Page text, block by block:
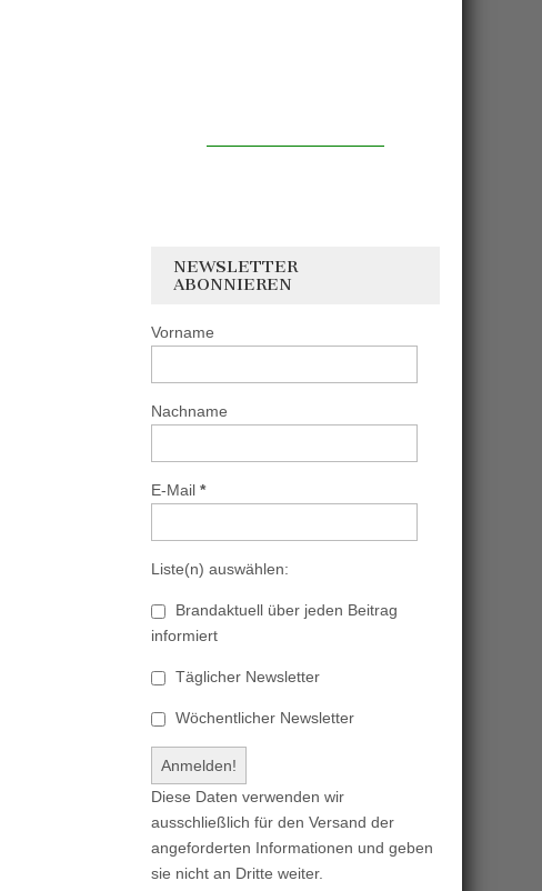
NEWSLETTER
ABONNIEREN
Vorname
Nachname
E-Mail *
Liste(n) auswählen:
Brandaktuell über jeden Beitrag
informiert
Täglicher Newsletter
Wöchentlicher Newsletter
Diese Daten verwenden wir
ausschließlich für den Versand der
angeforderten Informationen und geben
sie nicht an Dritte weiter.